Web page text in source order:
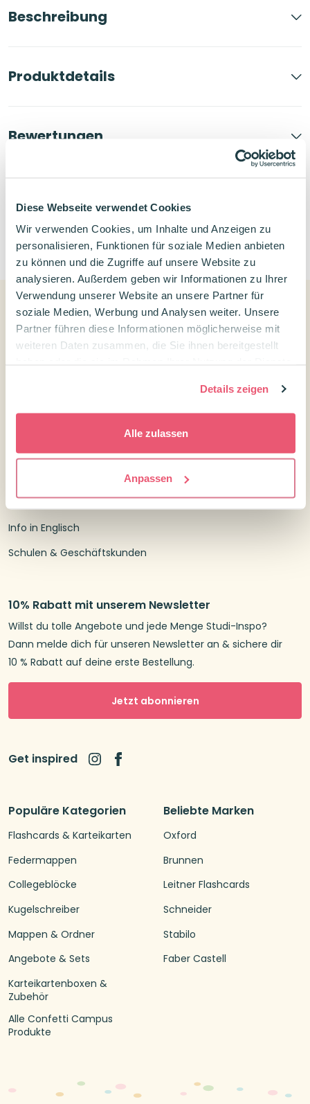
Diese Webseite verwendet Cookies
Wir verwenden Cookies, um Inhalte und Anzeigen zu
personalisieren, Funktionen für soziale Medien anbieten
zu können und die Zugriffe auf unsere Website zu
analysieren. Außerdem geben wir Informationen zu Ihrer
Verwendung unserer Website an unsere Partner für
soziale Medien, Werbung und Analysen weiter. Unsere
Partner führen diese Informationen möglicherweise mit
weiteren Daten zusammen, die Sie ihnen bereitgestellt
Details zeigen
Alle zulassen
Anpassen
Beschreibung
Produktdetails
Bewertungen
0
Populäre Kategorien
Flashcards & Karteikarten
Federmappen
Collegeblöcke
Kugelschreiber
Mappen & Ordner
Angebote & Sets
Karteikartenboxen &
Zubehör
Alle Confetti Campus
Produkte
Beliebte Marken
Oxford
Brunnen
Leitner Flashcards
Schneider
Stabilo
Faber Castell
Kundenservice
Über uns
Newsletter
Info in Englisch
Schulen & Geschäftskunden
10% Rabatt mit unserem Newsletter
Willst du tolle Angebote und jede Menge Studi-Inspo?
Dann melde dich für unseren Newsletter an & sichere dir
10 % Rabatt auf deine erste Bestellung.
Jetzt abonnieren
Get inspired